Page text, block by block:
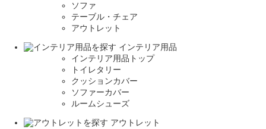
ソファ
テーブル・チェア
アウトレット
インテリア用品
インテリア用品トップ
トイレタリー
クッションカバー
ソファーカバー
ルームシューズ
アウトレット